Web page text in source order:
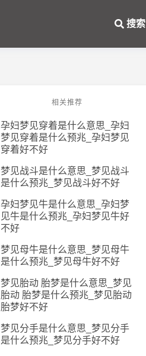
搜索
相关推荐
孕妇梦见穿着是什么意思_孕妇
梦见穿着是什么预兆_孕妇梦见
穿着好不好
梦见战斗是什么意思_梦见战斗
是什么预兆_梦见战斗好不好
孕妇梦见牛是什么意思_孕妇梦
见牛是什么预兆_孕妇梦见牛好
不好
梦见母牛是什么意思_梦见母牛
是什么预兆_梦见母牛好不好
梦见胎动 胎梦是什么意思_梦见
胎动 胎梦是什么预兆_梦见胎动
胎梦好不好
梦见分手是什么意思_梦见分手
是什么预兆_梦见分手好不好